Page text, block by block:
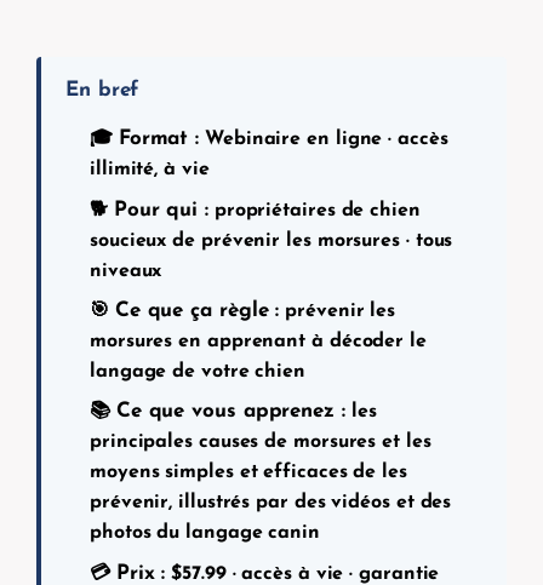
En bref
🎓 Format : Webinaire en ligne · accès
illimité, à vie
🐕 Pour qui :propriétaires de chien
soucieux de prévenir les morsures · tous
niveaux
🎯 Ce que ça règle : prévenir les
morsures en apprenant à décoder le
langage de votre chien
📚 Ce que vous apprenez :les
principales causes de morsures et les
moyens simples et efficaces de les
prévenir, illustrés par des vidéos et des
photos du langage canin
💳 Prix : $57.99· accès à vie · garantie